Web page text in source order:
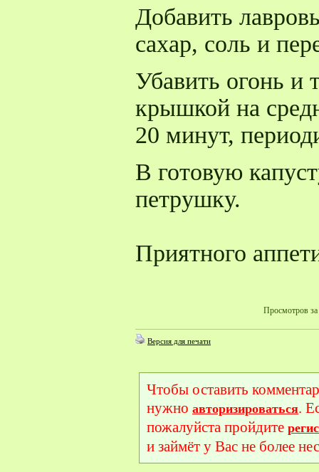
Добавить
сахар, соль и
Убавить огонь и
крышкой на
20 минут,
В готовую
петрушку.
Приятного
Просмотров за
Версия для печати
Чтобы оставить
нужно авторизироваться.
пожалуйста пройдите
и займёт у Вас не более